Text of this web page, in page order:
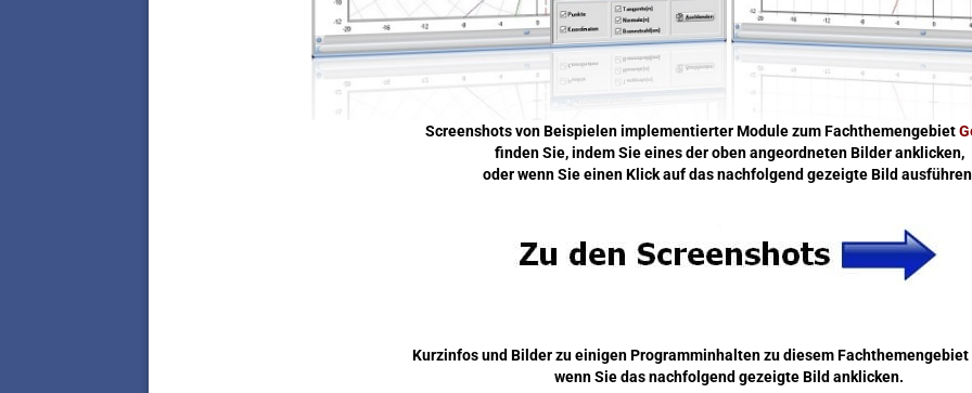
Screenshotsvon Beispielenimplementierter Module zum Fachthemengebiet
finden Sie, indem Sie eines der oben angeordneten Bilder anklicken,
oderwenn Sie einen Klick auf das nachfolgend gezeigte Bild
Kurzinfos und Bilder zu einigen Programminhalten zu diesem
wenn Sie das nachfolgend gezeigte Bild anklicken.